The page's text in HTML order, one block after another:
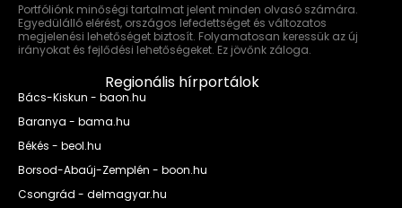
Portfóliónk minőségi tartalmat jelent minden olvasó számára.
Egyedülálló elérést, országos lefedettséget és változatos
megjelenési lehetőséget biztosít. Folyamatosan keressük az új
irányokat és fejlődési lehetőségeket. Ez jövőnk záloga.
Regionális hírportálok
Bács-Kiskun - baon.hu
Baranya - bama.hu
Békés - beol.hu
Borsod-Abaúj-Zemplén - boon.hu
Csongrád - delmagyar.hu